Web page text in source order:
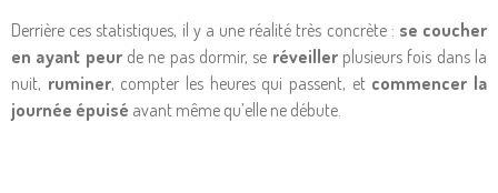
Derrière ces statistiques, il y a une réalité très concrète : se coucher
en ayant peurde ne pas dormir, se réveillerplusieurs fois dans la
nuit, ruminer, compter les heures qui passent, et commencer la
journée épuisé avant même qu’elle ne débute.